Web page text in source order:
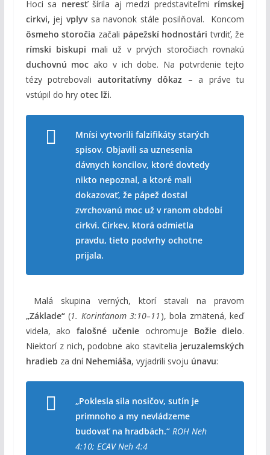
Hoci sa neresťšírila aj medzi predstaviteľmi rímskej
cirkvi, jejvplyvsa navonok stále posilňoval. Koncom
ôsmeho storočia začali pápežskí hodnostári tvrdiť, že
rímski biskupi mali už v prvých storočiach rovnakú
duchovnú moc ako v ich dobe. Na potvrdenie tejto
tézy potrebovali autoritatívny dôkaz – a práve tu
vstúpil do hry otec lži.
Mnísi vytvorili falzifikáty starých
spisov. Objavili sa uznesenia
dávnych koncilov, ktoré dovtedy
nikto nepoznal, a ktoré mali
dokazovať, že pápež dostal
zvrchovanú moc už v ranom období
cirkvi. Cirkev, ktorá odmietla
pravdu, tieto podvrhy ochotne
prijala.
Malá skupina verných, ktorí stavali na pravom
„Základe“(1. Korinťanom 3:10–11 ), bola zmätená, keď
videla, ako falošné učenie ochromuje Božie dielo.
Niektorí z nich, podobne ako stavitelia jeruzalemských
hradieb za dní Nehemiáša, vyjadrili svoju únavu:
„Poklesla sila nosičov, sutín je
primnoho a my nevládzeme
budovať na hradbách.“ ROH Neh
4:10; ECAV Neh 4:4